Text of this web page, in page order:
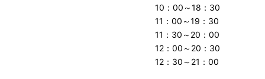
10：00～18：30
11：00～19：30
11：30～20：00
12：00～20：30
12：30～21：00